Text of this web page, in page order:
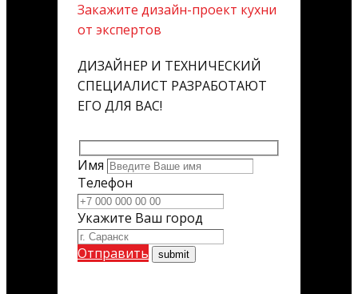
Закажите дизайн-проект кухни
от экспертов
ДИЗАЙНЕР И ТЕХНИЧЕСКИЙ
СПЕЦИАЛИСТ РАЗРАБОТАЮТ
ЕГО ДЛЯ ВАС!
Имя
Телефон
Укажите Ваш город
Отправить